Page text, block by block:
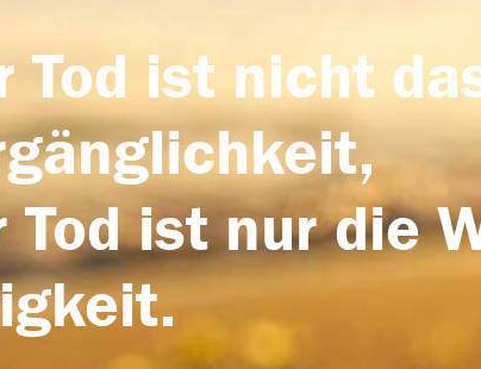
Tod ist nicht
Tod ist nur die